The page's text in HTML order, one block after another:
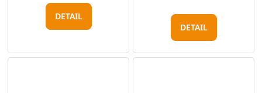
DETAIL
DETAIL